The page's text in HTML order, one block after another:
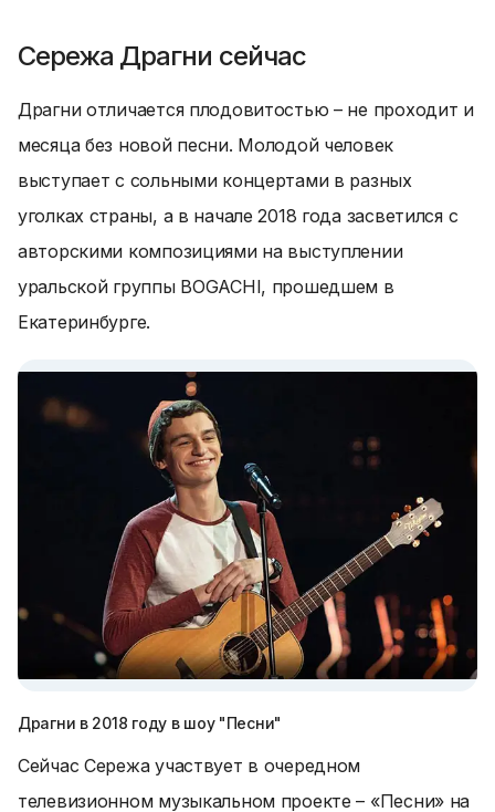
Сережа Драгни сейчас
Драгни отличается плодовитостью – не проходит и
месяца без новой песни. Молодой человек
выступает с сольными концертами в разных
уголках страны, а в начале 2018 года засветился с
авторскими композициями на выступлении
уральской группы BOGACHI, прошедшем в
Екатеринбурге.
Драгни в 2018 году в шоу "Песни"
Сейчас Сережа участвует в очередном
телевизионном музыкальном проекте – «Песни» на